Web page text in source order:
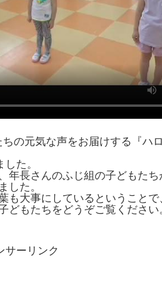
の元気な声をお届けする『ハロ
た。
年長さんのふじ組の子どもたち
した。
も大事にしているということで
どもたちをどうぞご覧ください
サーリンク